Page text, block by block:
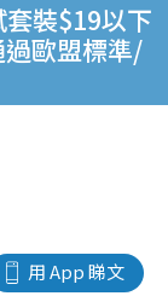
套裝$19以下
歐盟標準/
用 App 睇文